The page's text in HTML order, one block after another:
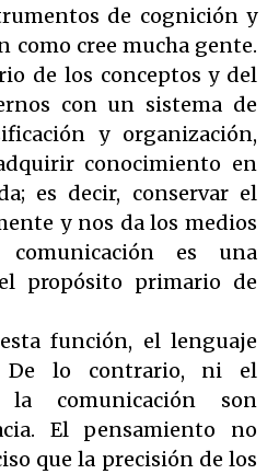
de cognición y
como cree mucha gente.
de los conceptos y del
con un sistema de
y organización,
conocimiento en
es decir, conservar el
y nos da los medios
es una
propósito primario de
función, el lenguaje
De lo contrario, ni el
comunicación son
El pensamiento no
que la precisión de los